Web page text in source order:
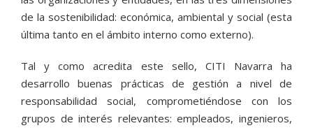
de la sostenibilidad: económica, ambiental y social (esta
última tanto en el ámbito interno como externo).
Tal y como acredita este sello, CITI Navarra ha
desarrollo buenas prácticas de gestión a nivel de
responsabilidad social, comprometiéndose con los
grupos de interés relevantes: empleados, ingenieros,